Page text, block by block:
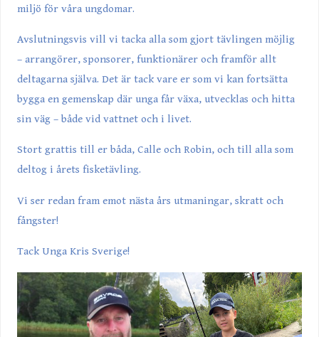
miljö för våra ungdomar.
Avslutningsvis vill vi tacka alla som gjort tävlingen möjlig
– arrangörer, sponsorer, funktionärer och framför allt
deltagarna själva. Det är tack vare er som vi kan fortsätta
bygga en gemenskap där unga får växa, utvecklas och hitta
sin väg – både vid vattnet och i livet.
Stort grattis till er båda, Calle och Robin, och till alla som
deltog i årets fisketävling.
Vi ser redan fram emot nästa års utmaningar, skratt och
fångster!
Tack Unga Kris Sverige!